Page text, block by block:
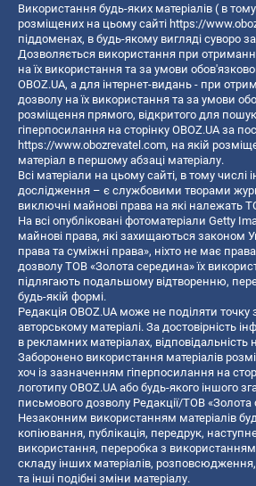
Використання будь-яких матеріалів ( в
розміщених на цьому сайті https://
піддоменах, в будь-якому вигляді суворо
Дозволяється використання при
на їх використання та за умови
OBOZ.UA, а для інтернет-видань - при
дозволу на їх використання та за умови
розміщення прямого, відкритого для
гіперпосилання на сторінку OBOZ.UA за
https://www.obozrevatel.com, на якій
матеріал в першому абзаці матеріалу.
Всі матеріали на цьому сайті, в тому числі
дослідження – є службовими творами
виключні майнові права на які належать
На всі опубліковані фотоматеріали Getty
майнові права, які захищаються законом
права та суміжні права», ніхто не має
дозволу ТОВ «Золота середина» їх
підлягають подальшому відтворенню,
будь-якій формі.
Редакція OBOZ.UA може не поділяти точку
авторському матеріалі. За достовірність
в рекламних матеріалах,
Заборонено використання матеріалів
хоч із зазначенням гіперпосилання на
логотипу OBOZ.UA або будь-якого іншого
письмового дозволу Редакції/ТОВ «Золота
Незаконним використанням матеріалів
копiювання, публiкацiя, передрук,
використання, переробка з
складу інших матеріалів,
та інші подібні зміни матеріалу.